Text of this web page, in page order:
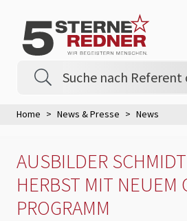
Home News & Presse News
AUSBILDER
HERBST MIT NEUEM
PROGRAMM